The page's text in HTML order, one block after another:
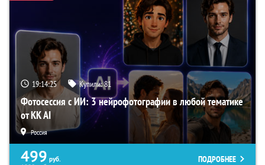
19:14:24 Купили:81
Фотосессия с ИИ: 3 нейрофотографии в любой тематике
от KK AI
Россия
499 руб.
ПОДРОБНЕЕ